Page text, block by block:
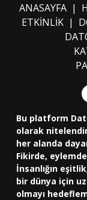
ANASAYFA|
ETKİNLİK|
Bu platform
olarak
her alanda
Fikirde,
İnsanlığın
bir dünya için
olmayı